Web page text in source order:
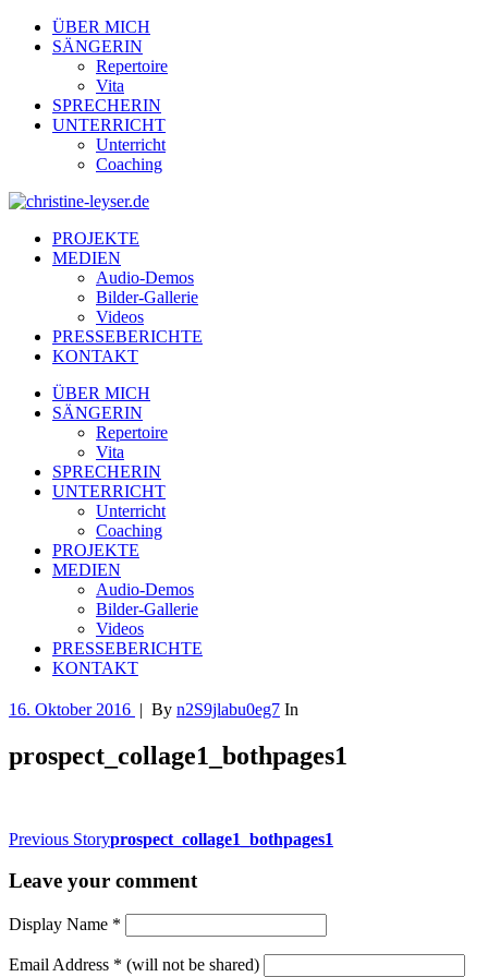
ÜBER MICH
SÄNGERIN
Repertoire
Vita
SPRECHERIN
UNTERRICHT
Unterricht
Coaching
PROJEKTE
MEDIEN
Audio-Demos
Bilder-Gallerie
Videos
PRESSEBERICHTE
KONTAKT
ÜBER MICH
SÄNGERIN
Repertoire
Vita
SPRECHERIN
UNTERRICHT
Unterricht
Coaching
PROJEKTE
MEDIEN
Audio-Demos
Bilder-Gallerie
Videos
PRESSEBERICHTE
KONTAKT
16. Oktober 2016 | By n2S9jlabu0eg7 In
prospect_collage1_bothpages1
Previous Storyprospect_collage1_bothpages1
Leave your comment
Display Name *
Email Address * (will not be shared)